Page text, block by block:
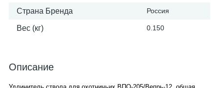
Страна Бренда Россия
Вес (кг) 0.150
Описание